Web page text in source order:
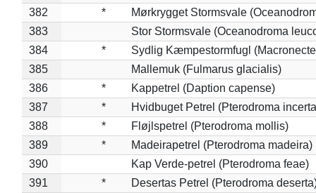
382
*
Mørkrygget Stormsvale
383
Stor Stormsvale (Oceanodroma
384
*
Sydlig Kæmpestormfugl
385
Mallemuk (Fulmarus glacialis)
386
*
Kappetrel (Daption capense)
387
*
Hvidbuget Petrel (Pterodroma
388
*
Fløjlspetrel (Pterodroma mollis)
389
*
Madeirapetrel (Pterodroma madeira)
390
Kap Verde-petrel (Pterodroma feae)
391
*
Desertas Petrel (Pterodroma